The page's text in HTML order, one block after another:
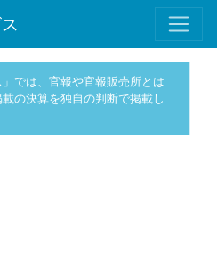
では、官報や官報販売所とは
の決算を独自の判断で掲載し